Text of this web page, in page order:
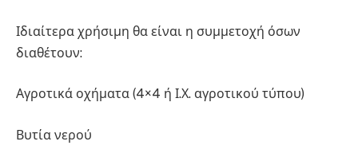
Ιδιαίτερα χρήσιμη θα είναι η συμμετοχή όσων
διαθέτουν:
Αγροτικά οχήματα (4×4 ή Ι.Χ. αγροτικού τύπου)
Βυτία νερού